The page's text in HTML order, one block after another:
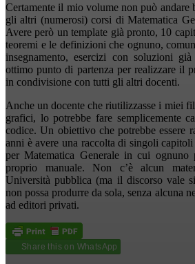
Certamente il mio volume non può andare
gli altri (numerosi) corsi di Matematica
Avere però un template già pronto, 10
teoremi e le definizioni che ognuno,
insegnamento, esercizi con soluzioni
ottimo punto di partenza per realizzare il
in condivisione con tutti gli altri docenti.
Anche un docente che riutilizzasse i miei
grafici, lo potrebbe fare semplicemente
codice. Un obiettivo che potrebbe essere
anni è avere una raccolta di singoli
per Matematica Generale in cui ognuno
proprio manuale. Non c’è alcun
Università pubblica (ma il discorso vale
non possa produrre da sola, senza alcuna
ad editori privati.
Share this on WhatsApp